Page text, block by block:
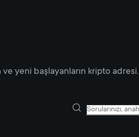
yeni başlayanların kripto adresi.